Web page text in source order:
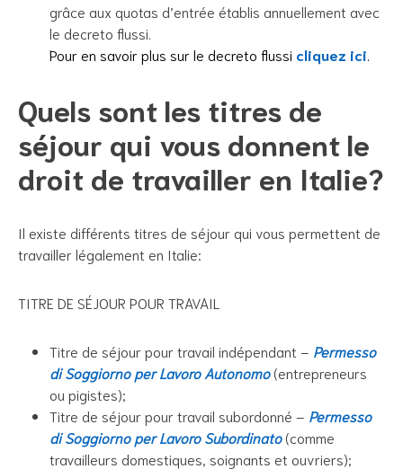
grâce aux quotas d’entrée établis annuellement avec
le decreto flussi.
Pour en savoir plus sur le decreto flussi cliquez ici
Quels sont les titres de
séjour qui vous donnent le
droit de travailler en Italie?
Il existe différents titres de séjour qui vous permettent de
travailler légalement en Italie:
TITRE DE SÉJOUR POUR TRAVAIL
Titre de séjour pour travail indépendant – Permesso
di Soggiorno per Lavoro Autonomo(entrepreneurs
ou pigistes);
Titre de séjour pour travail subordonné – Permesso
di Soggiorno per Lavoro Subordinato(comme
travailleurs domestiques, soignants et ouvriers);